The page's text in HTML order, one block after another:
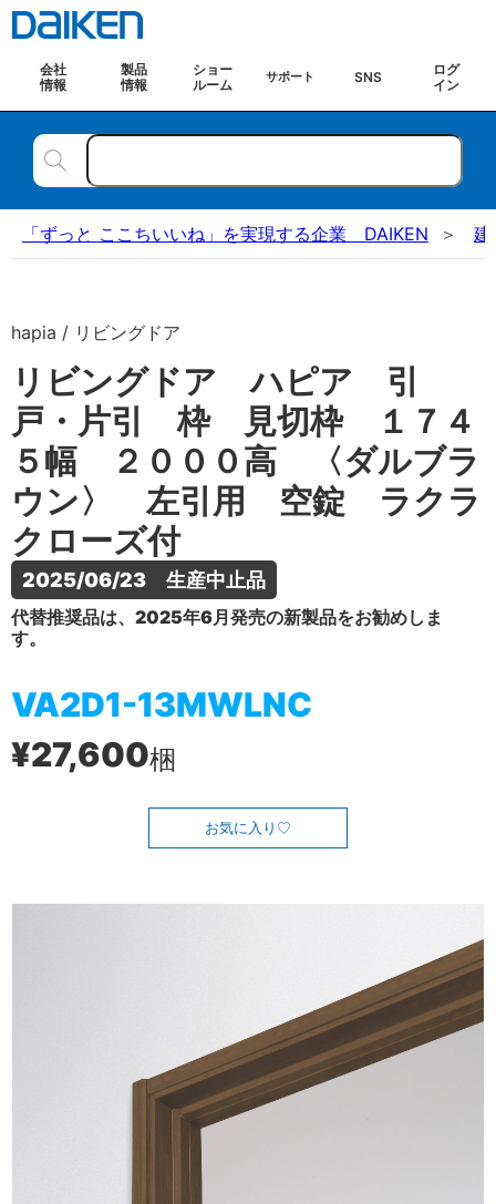
会社
情報
製品
情報
ショー
ルーム
サポート SNS
ログ
イン
「ずっと ここちいいね」を実現する企業 DAIKEN 建
hapia / リビングドア
リビングドア ハピア 引
戸・片引 枠 見切枠 １７４
５幅 ２０００高 〈ダルブラ
ウン〉 左引用 空錠 ラクラ
クローズ付
2025/06/23　生産中止品
代替推奨品は、2025年6月発売の新製品をお勧めしま
す。
VA2D1-13MWLNC
¥27,600梱
お気に入り